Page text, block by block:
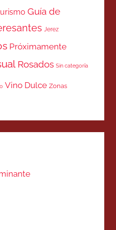
Guía de
Jerez
Próximamente
Rosados Sin categoría
Vino Dulce Zonas